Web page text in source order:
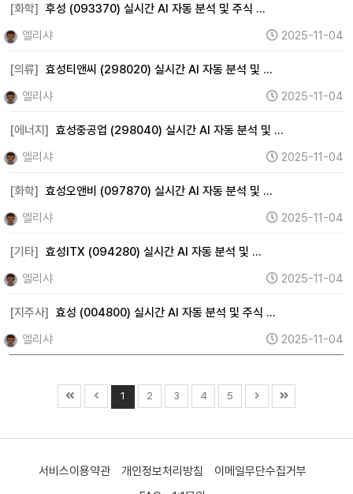
[화학] 후성 (093370) 실시간 AI 자동 분석 및 주식 …
엘리샤
2025-11-04
[의류] 효성티앤씨 (298020) 실시간 AI 자동 분석 및 …
엘리샤
2025-11-04
[에너지] 효성중공업 (298040) 실시간 AI 자동 분석 및 …
엘리샤
2025-11-04
[화학] 효성오앤비 (097870) 실시간 AI 자동 분석 및 …
엘리샤
2025-11-04
[기타] 효성ITX (094280) 실시간 AI 자동 분석 및 …
엘리샤
2025-11-04
[지주사] 효성 (004800) 실시간 AI 자동 분석 및 주식 …
엘리샤
2025-11-04
1 2 3 4 5
서비스이용약관 개인정보처리방침
이메일무단수집거부